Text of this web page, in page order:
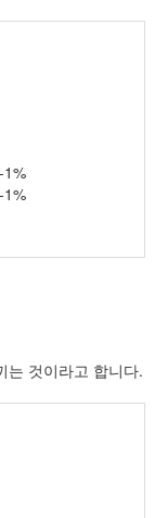
1%
1%
는 것이라고 합니다.